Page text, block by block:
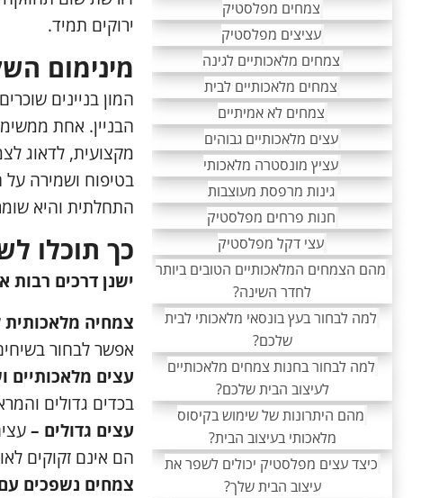
צמחים מפלסטיק
עציצים מפלסטיק
צמחים מלאכותיים לגינה
צמחים מלאכותיים לבית
צמחים לא אמיתיים
עצים מלאכותיים גבוהים
עציץ מונסטרה מלאכותי
גינות מרפסת מעוצבות
חנות פרחים מפלסטיק
עצי דקל מפלסטיק
מהם הצמחים המלאכותיים הטובים ביותר
לחדר השינה?
למה לבחור בעץ בונסאי מלאכותי לבית
שלכם?
למה לבחור בחנות צמחים מלאכותיים
לעיצוב הבית שלכם?
מהם היתרונות של שימוש בקיסוס
מלאכותי בעיצוב הבית?
כיצד עצים מפלסטיק יכולים לשפר את
עיצוב הבית שלך?
ירוקים תמיד.
מינימום
המון בניינים
הבניין. אחת
מקצועית, לדאוג
בטיפוח ושמירה
התחלתית והיא
כך תוכלו
ישנן דרכים
צמחיה מלאכותית
אפשר לבחור
עצים מלאכותיים
בכדים גדולים
עצים גדולים –
הם אינם זקוקים
צמחים נשפכים